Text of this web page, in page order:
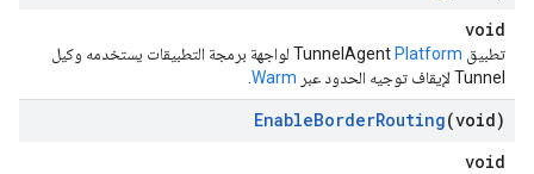
void
تطبيق TunnelAgent Platform
لواجهة برمجة التطبيقات يستخدمه وكيل
Tunnel لإيقاف توجيه الحدود عبر
Warm
EnableBorderRouting(void)
void